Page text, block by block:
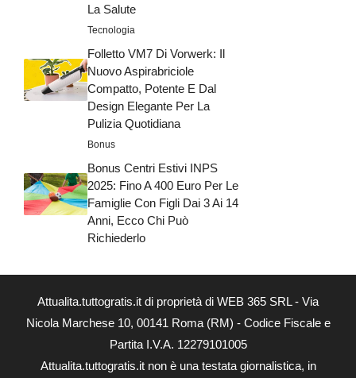
La Salute
Tecnologia
Folletto VM7 Di Vorwerk: Il
Nuovo Aspirabriciole
Compatto, Potente E Dal
Design Elegante Per La
Pulizia Quotidiana
Bonus
Bonus Centri Estivi INPS
2025: Fino A 400 Euro Per Le
Famiglie Con Figli Dai 3 Ai 14
Anni, Ecco Chi Può
Richiederlo
Attualita.tuttogratis.it di proprietà di WEB 365 SRL - Via
Nicola Marchese 10, 00141 Roma (RM) - Codice Fiscale e
Partita I.V.A. 12279101005
Attualita.tuttogratis.it non è una testata giornalistica, in